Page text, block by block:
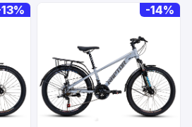
13% -14%